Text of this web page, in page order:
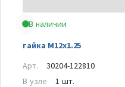
В наличии
гайка M12x1.25
Арт.
30204-122810
В узле
1 шт.